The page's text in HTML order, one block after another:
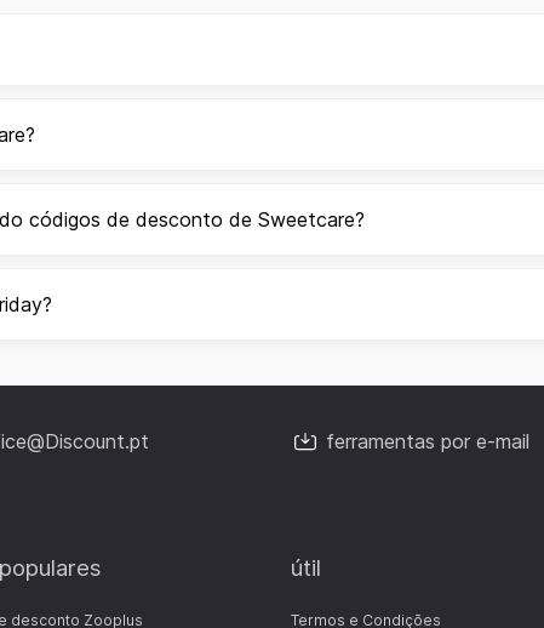
códigos de desconto de Sweetcare?
ferramentas por e-mail
desconto Zooplus
útil
Termos e Condições